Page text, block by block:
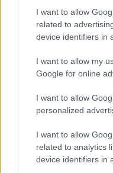
I want to allow
related to
device identifiers in
I want to allow my
Google for online
I want to allow
personalized
I want to allow
related to analytics
device identifiers in
Paks